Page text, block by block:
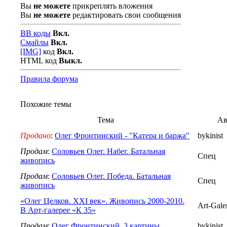
Вы не можете прикреплять вложения
Вы не можете редактировать свои сообщения
BB коды Вкл.
Смайлы Вкл.
[IMG] код Вкл.
HTML код Выкл.
Правила форума
Похожие темы
Тема
Продано: Олег Фронтинский - "Катера и баржа"
bykinist
Продам: Соловьев Олег. Набег. Батальная
живопись
Спец
Продам: Соловьев Олег. Победа. Батальная
живопись
Спец
«Олег Целков. XXI век». Живопись 2000-2010.
В Арт-галерее «К 35»
Art-